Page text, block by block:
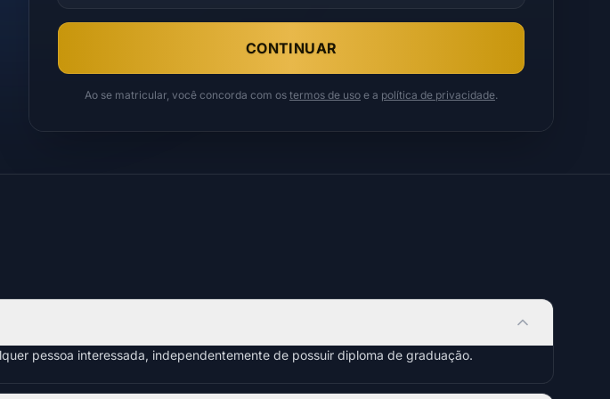
CONTINUAR
Ao se matricular, você concorda com os termos de uso e a política de privacidade.
pessoa interessada, independentemente de possuir diploma de graduação.